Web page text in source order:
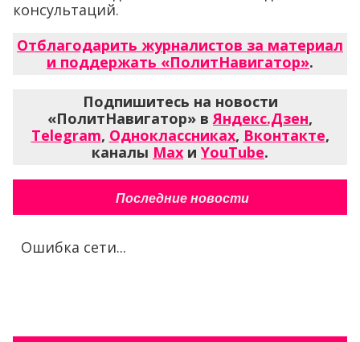
консультаций.
Отблагодарить журналистов за материал
и поддержать «ПолитНавигатор».
Подпишитесь на новости
«ПолитНавигатор» вЯндекс.Дзен,
Telegram, Одноклассниках, Вконтакте,
каналы Max и YouTube.
Последние новости
Ошибка сети...